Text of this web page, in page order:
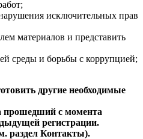
исключительных прав
материалов и представить
среды и борьбы с коррупцией;
другие необходимые
прошедший с момента
регистрации.
раздел Контакты).